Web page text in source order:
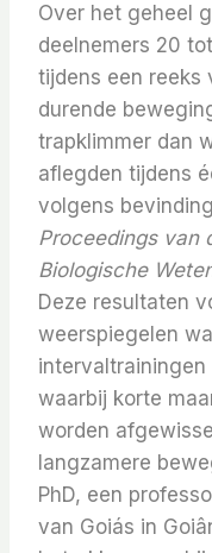
Over het geheel
deelnemers 20
tijdens een reeks
durende
trapklimmer dan
aflegden tijdens
volgens
Proceedings van
Biologische
Deze resultaten
weerspiegelen
waarbij korte
worden
langzamere
PhD, een
van Goiás in